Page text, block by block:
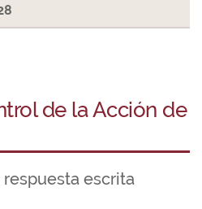
de la Acción de
respuesta escrita